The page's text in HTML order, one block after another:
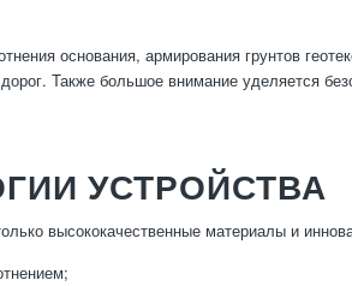
основания, армирования грунтов
Также большое внимание уделяется
УСТРОЙСТВА
высококачественные материалы и